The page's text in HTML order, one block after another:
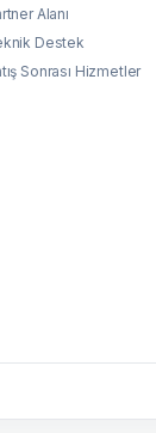
Alanı
Destek
Sonrası Hizmetler